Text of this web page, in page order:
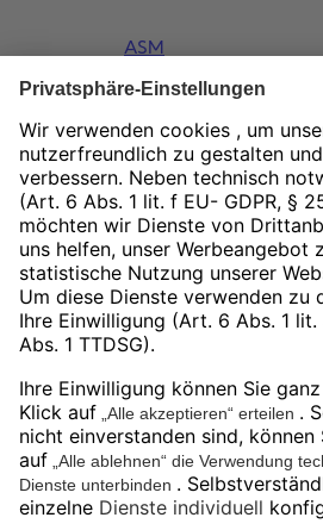
ASM
Newsletter
Social Media
LinkedIn
Facebook
Instagram
YouTube
Unser Angebot gilt